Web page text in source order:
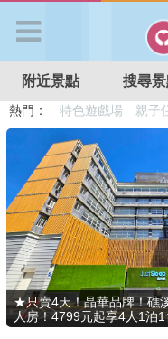
APP登入
首 頁
搜尋景點
好康優惠
最新消息
附近景點 搜尋
熱門： 溜滑梯民宿 觀光
特色遊戲場
親子住房優惠
★只賣4天！晶華品牌！礁
人房！4799元起享4人1泊1